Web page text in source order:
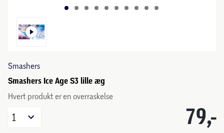
Smashers
Smashers Ice Age S3 lille æg
Hvert produkt er en overraskelse
79,-
1